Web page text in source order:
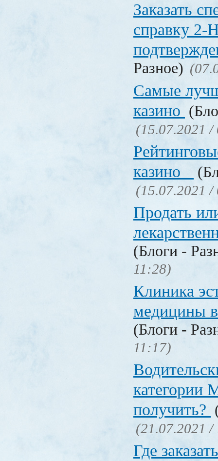
Заказать
справку
Разное)
Самые
казино
(15.07.2021 /
казино
(15.07.2021 /
Продать
(Блоги -
11:28)
Клиника
медицины
(Блоги -
11:17)
категории
получить?
(21.07.2021 /
Где заказать